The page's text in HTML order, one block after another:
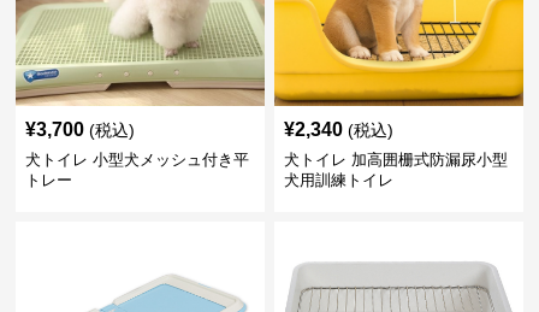
¥3,700 (税込)
犬トイレ 小型犬メッシュ付き平
トレー
¥2,340 (税込)
犬トイレ 加高囲栅式防漏尿小型
犬用訓練トイレ